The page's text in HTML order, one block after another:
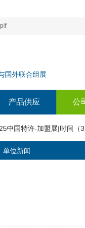
|oem展
代加工展
国外联合组展
产品供应 公
中国特许-加盟展|时间（
单位新闻